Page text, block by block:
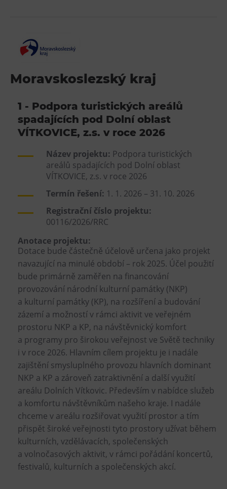
FUTURE café
Catering
Ubytování
Hotel VP1
Vila Liběna
Narozeninové oslavy
Letní tábory
Tematické dárkové poukazy
Pro školy
DOVýuky
Kroužky pro děti
Výjezdní akce
Moravskoslezský kraj
1 - Podpora turistických areálů
spadajících pod Dolní oblast
VÍTKOVICE, z.s. v roce 2026
Název projektu: Podpora turistických
areálů spadajících pod Dolní oblast
VÍTKOVICE, z.s. v roce 2026
Termín řešení: 1. 1. 2026 – 31. 10. 2026
Registrační číslo projektu:
00116/2026/RRC
Anotace projektu:
Dotace bude částečně účelově určena jako projekt
navazující na minulé období – rok 2025. Účel použití
bude primárně zaměřen na financování
provozování národní kulturní památky (NKP)
a kulturní památky (KP), na rozšíření a budování
zázemí a možností v rámci aktivit ve veřejném
prostoru NKP a KP, na návštěvnický komfort
a programy pro širokou veřejnost ve Světě techniky
i v roce 2026. Hlavním cílem projektu je i nadále
zajištění smysluplného provozu hlavních dominant
NKP a KP a zároveň zatraktivnění a další využití
areálu Dolních Vítkovic. Především v nabídce služeb
a komfortu návštěvníkům našeho kraje. I nadále
chceme v areálu rozšiřovat využití prostor a tím
přispět široké veřejnosti tyto prostory užívat během
kulturních, vzdělávacích, společenských
a volnočasových aktivit, v rámci pořádání koncertů,
festivalů, kulturních a společenských akcí.